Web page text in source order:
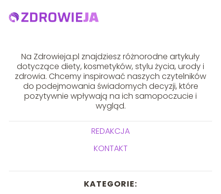
Na Zdrowieja.pl znajdziesz różnorodne artykuły
dotyczące diety, kosmetyków, stylu życia, urody i
zdrowia. Chcemy inspirować naszych czytelników
do podejmowania świadomych decyzji, które
pozytywnie wpływają na ich samopoczucie i
wygląd.
REDAKCJA
KONTAKT
KATEGORIE: